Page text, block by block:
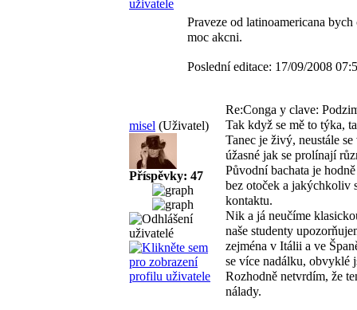
Praveze od latinoamericana
moc akcni.
Poslední editace: 17/09/2008
misel (Uživatel)
Příspěvky: 47
Re:Conga y clave:
Tak když se mě to týka,
Tanec je živý, neustále
úžasné jak se prolínají
Původní bachata je
bez otoček a jakýchkoliv
kontaktu.
Nik a já neučíme
naše studenty
zejména v Itálii a ve
se více nadálku, obvyklé
Rozhodně netvrdím, že
nálady.